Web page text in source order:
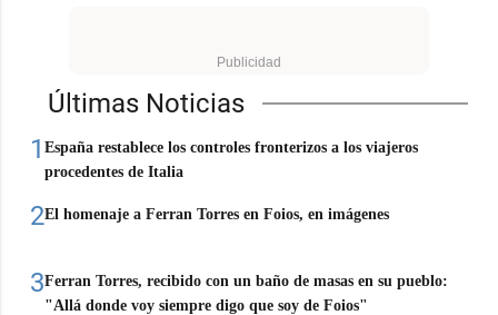
Últimas Noticias
1España restablece los controles fronterizos a los viajeros
procedentes de Italia
2El homenaje a Ferran Torres en Foios, en imágenes
3Ferran Torres, recibido con un baño de masas en su pueblo:
"Allá donde voy siempre digo que soy de Foios"